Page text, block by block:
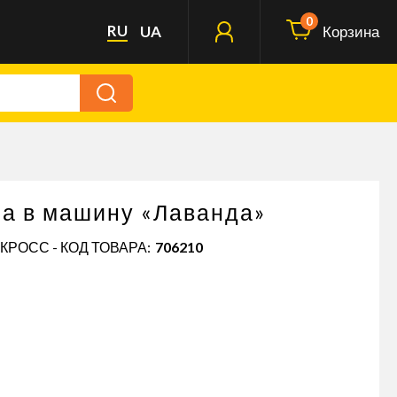
RU UA
0
Корзина
в машину «Лаванда»
КРОСС - КОД ТОВАРА: 706210